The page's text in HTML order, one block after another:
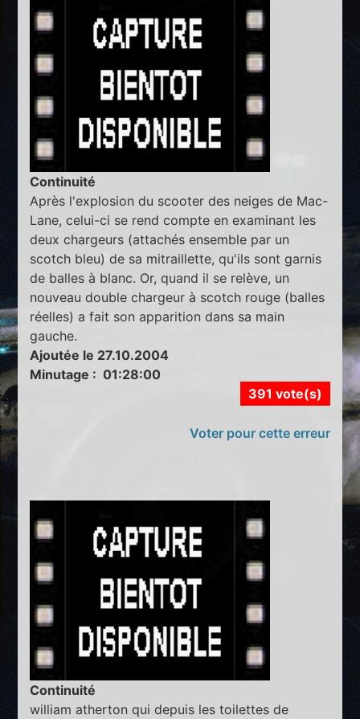
Continuité
Après l'explosion du scooter des neiges de Mac-
Lane, celui-ci se rend compte en examinant les
deux chargeurs (attachés ensemble par un
scotch bleu) de sa mitraillette, qu'ils sont garnis
de balles à blanc. Or, quand il se relève, un
nouveau double chargeur à scotch rouge (balles
réelles) a fait son apparition dans sa main
gauche.
Ajoutée le 27.10.2004
Minutage : 01:28:00
391 vote(s)
Voter pour cette erreur
Continuité
william atherton qui depuis les toilettes de